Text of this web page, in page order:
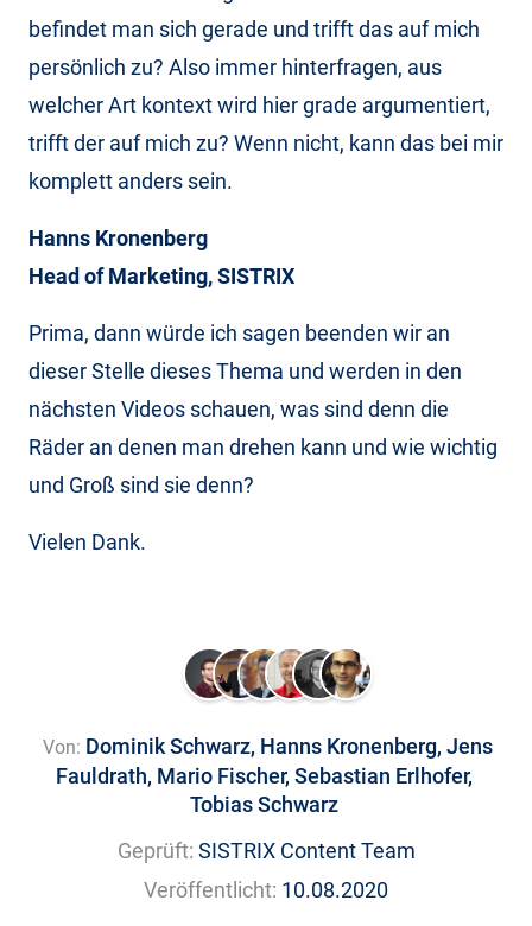
befindet man sich gerade und trifft das auf mich
persönlich zu? Also immer hinterfragen, aus
welcher Art kontext wird hier grade argumentiert,
trifft der auf mich zu? Wenn nicht, kann das bei mir
komplett anders sein.
Hanns Kronenberg
Head of Marketing, SISTRIX
Prima, dann würde ich sagen beenden wir an
dieser Stelle dieses Thema und werden in den
nächsten Videos schauen, was sind denn die
Räder an denen man drehen kann und wie wichtig
und Groß sind sie denn?
Vielen Dank.
Von: Dominik Schwarz, Hanns Kronenberg, Jens
Fauldrath, Mario Fischer, Sebastian Erlhofer,
Tobias Schwarz
Geprüft: SISTRIX Content Team
Veröffentlicht: 10.08.2020